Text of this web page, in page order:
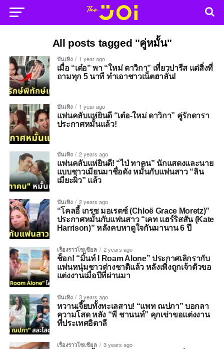
All posts tagged "คู่หมั้น"
บันเทิง 1 year ago
เมื่อ “เต๋อ” พา “ใหม่ ดาวิกา” เที่ยวปารีส แต่สิ่งที่
ถามทุก 5 นาที ทำเอาชาวเน็ตฮาลั่น!
บันเทิง 1 year ago
แฟนคลับแห่ยินดี “เต๋อ-ใหม่ ดาวิกา” คู่รักดารา
ประกาศหมั้นแล้ว!
บันเทิง 2 years ago
แฟนคลับแห่ยินดี! “ไป่ ทาคน” นักแสดงและนาย
แบบชาวเมียนมาชื่อดัง หมั้นกับแฟนสาว “ลิน
เมียะผิ่ว” แล้ว
บันเทิง 2 years ago
“โคลอี้ เกรซ มอเรตซ์ (Chloë Grace Moretz)”
ประกาศหมั้นกับแฟนสาว “เคท แฮร์ริสสัน (Kate
Harrison)” หลังคบหาดูใจกันมานาน 6 ปี
เรื่องราวโซเชียล 2 years ago
ช็อก! “มิ้นท์ I Roam Alone” ประกาศเลิกรากับ
แฟนหนุ่มชาวต่างชาติแล้ว หลังเพิ่งถูกเจ้าตัวขอ
แต่งงานเมื่อปีที่ผ่านมา
บันเทิง 3 years ago
หวานเจี๊ยบทั้งทะเลสาบ! “แพท ณปภา” บอกลา
ความโสด หลัง “พี ชานนท์” คุกเข่าขอแต่งงาน
ที่ประเทศอิตาลี
เรื่องราวโซเชียล 3 years ago